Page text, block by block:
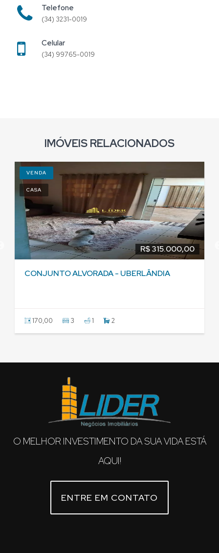
Telefone
(34) 3231-0019
Celular
(34) 99765-0019
IMÓVEIS RELACIONADOS
VENDA
CASA
R$ 315.000,00
CONJUNTO ALVORADA - UBERLÂNDIA
170,00 3 1 2
O MELHOR INVESTIMENTO DA SUA VIDA ESTÁ
AQUI!
ENTRE EM CONTATO